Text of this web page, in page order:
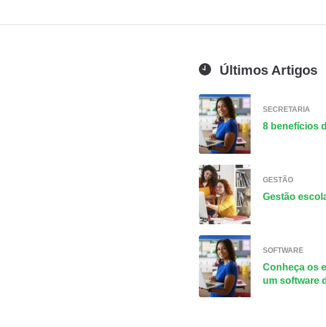
Últimos Artigos
SECRETARIA
8 benefícios
GESTÃO
Gestão
SOFTWARE
Conheça os
um software